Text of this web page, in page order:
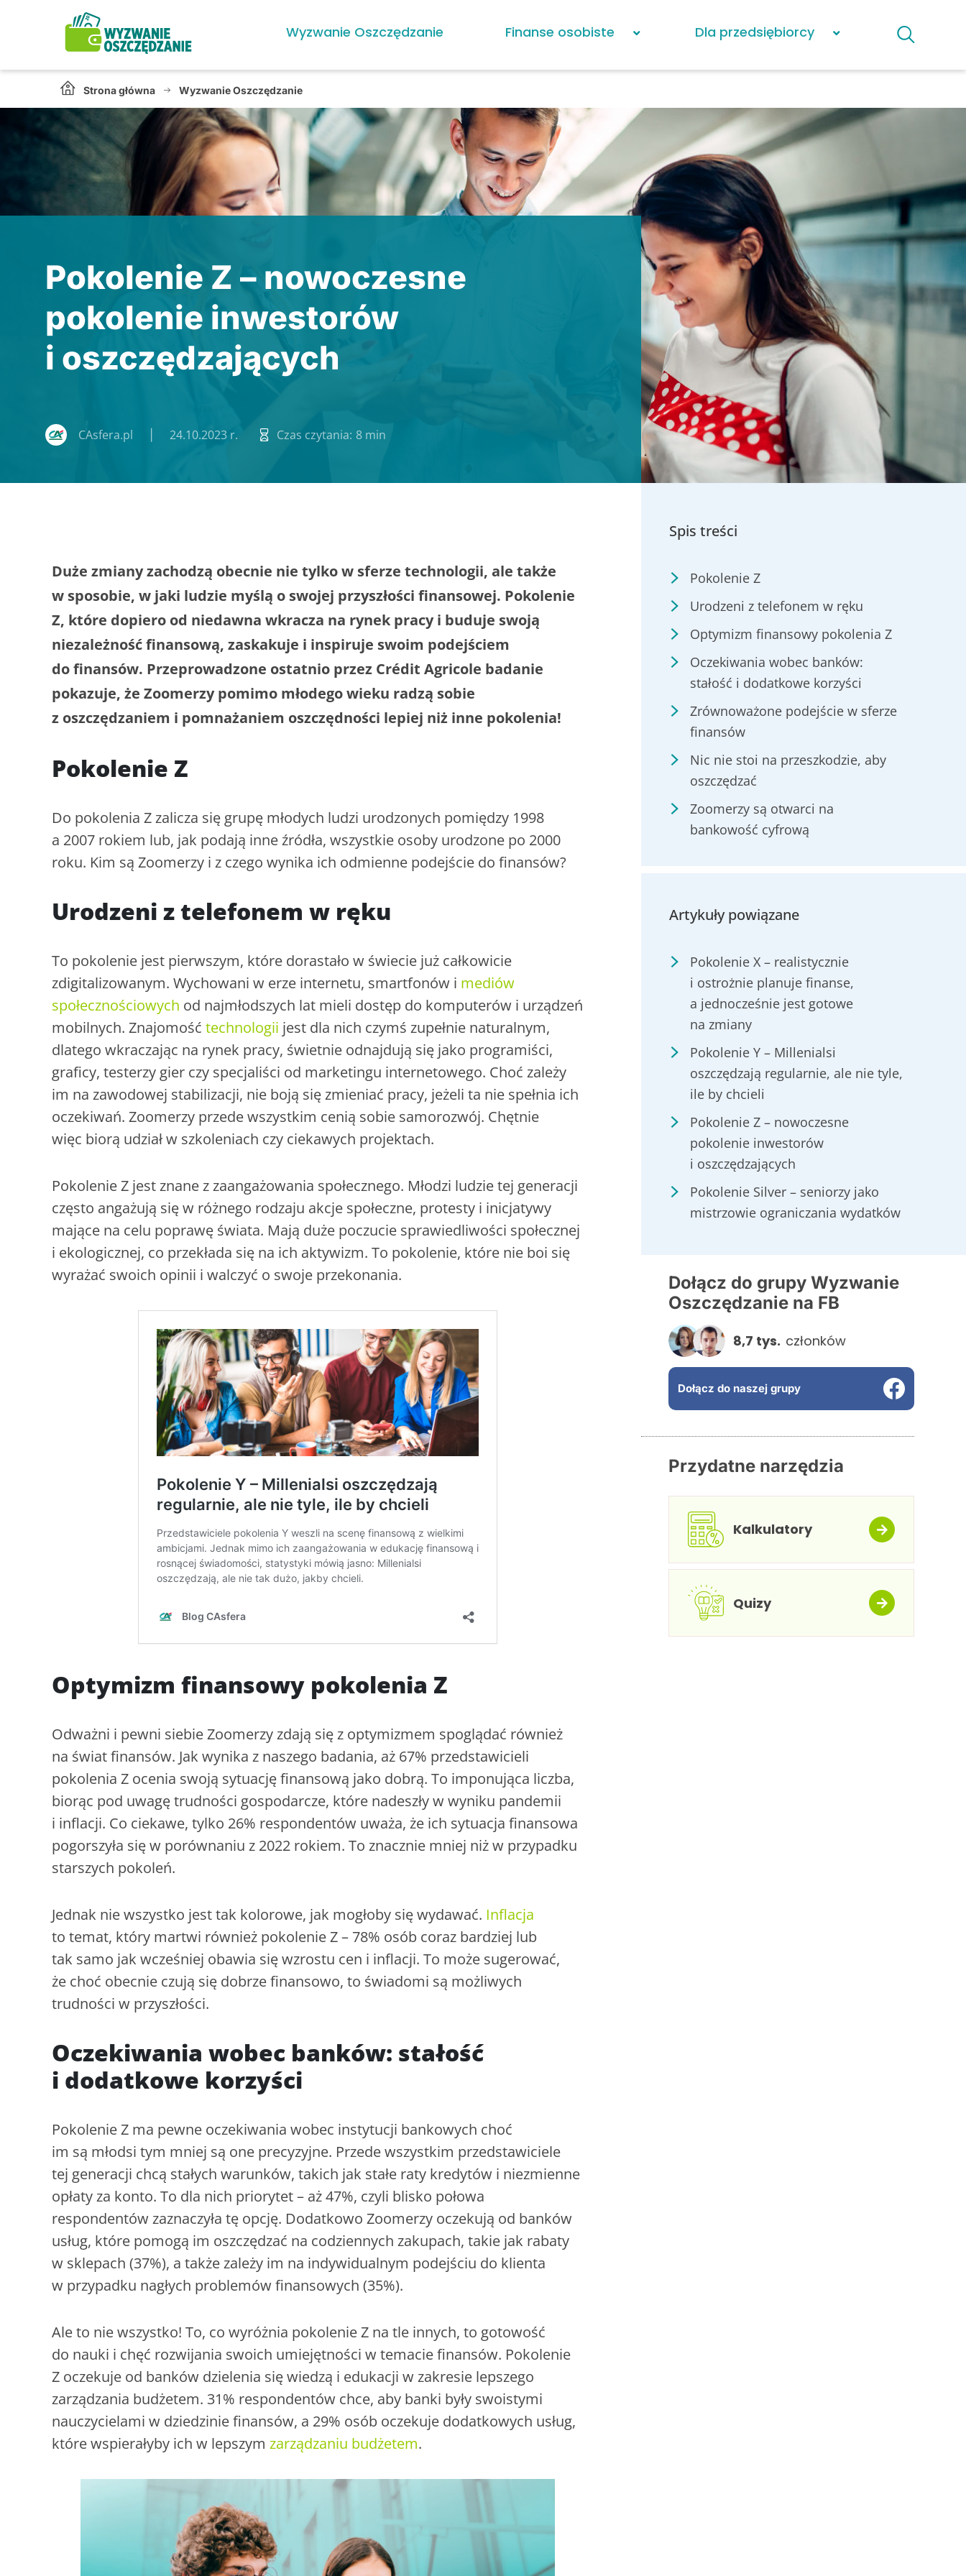
Wyzwanie Oszczędzanie Finanse osobiste Dla przedsiębiorcy
Strona główna Wyzwanie Oszczędzanie
Pokolenie Z – nowoczesne
pokolenie inwestorów
i oszczędzających
CAsfera.pl 24.10.2023 r. Czas czytania: 8 min
Spis treści
Pokolenie Z
Urodzeni z telefonem w ręku
Optymizm finansowy pokolenia Z
Oczekiwania wobec banków:
stałość i dodatkowe korzyści
Zrównoważone podejście w sferze
finansów
Nic nie stoi na przeszkodzie, aby
oszczędzać
Zoomerzy są otwarci na
bankowość cyfrową
Artykuły powiązane
Pokolenie X – realistycznie
i ostrożnie planuje finanse,
a jednocześnie jest gotowe
na zmiany
Pokolenie Y – Millenialsi
oszczędzają regularnie, ale nie tyle,
ile by chcieli
Pokolenie Z – nowoczesne
pokolenie inwestorów
i oszczędzających
Pokolenie Silver – seniorzy jako
mistrzowie ograniczania wydatków
Dołącz do grupy Wyzwanie
Oszczędzanie na FB
Dołącz do naszej grupy
8,7 tys. członków
Przydatne narzędzia
Kalkulatory
Quizy
Duże zmiany zachodzą obecnie nie tylko w sferze technologii, ale także
w sposobie, w jaki ludzie myślą o swojej przyszłości finansowej. Pokolenie
Z, które dopiero od niedawna wkracza na rynek pracy i buduje swoją
niezależność finansową, zaskakuje i inspiruje swoim podejściem
do finansów. Przeprowadzone ostatnio przez Crédit Agricole badanie
pokazuje, że Zoomerzy pomimo młodego wieku radzą sobie
z oszczędzaniem i pomnażaniem oszczędności lepiej niż inne pokolenia!
Pokolenie Z
Do pokolenia Z zalicza się grupę młodych ludzi urodzonych pomiędzy 1998
a 2007 rokiem lub, jak podają inne źródła, wszystkie osoby urodzone po 2000
roku. Kim są Zoomerzy i z czego wynika ich odmienne podejście do finansów?
Urodzeni z telefonem w ręku
To pokolenie jest pierwszym, które dorastało w świecie już całkowicie
zdigitalizowanym. Wychowani w erze internetu, smartfonów i mediów
społecznościowych od najmłodszych lat mieli dostęp do komputerów i urządzeń
mobilnych. Znajomość technologii jest dla nich czymś zupełnie naturalnym,
dlatego wkraczając na rynek pracy, świetnie odnajdują się jako programiści,
graficy, testerzy gier czy specjaliści od marketingu internetowego. Choć zależy
im na zawodowej stabilizacji, nie boją się zmieniać pracy, jeżeli ta nie spełnia ich
oczekiwań. Zoomerzy przede wszystkim cenią sobie samorozwój. Chętnie
więc biorą udział w szkoleniach czy ciekawych projektach.
Pokolenie Z jest znane z zaangażowania społecznego. Młodzi ludzie tej generacji
często angażują się w różnego rodzaju akcje społeczne, protesty i inicjatywy
mające na celu poprawę świata. Mają duże poczucie sprawiedliwości społecznej
i ekologicznej, co przekłada się na ich aktywizm. To pokolenie, które nie boi się
wyrażać swoich opinii i walczyć o swoje przekonania.
Optymizm finansowy pokolenia Z
Odważni i pewni siebie Zoomerzy zdają się z optymizmem spoglądać również
na świat finansów. Jak wynika z naszego badania, aż 67% przedstawicieli
pokolenia Z ocenia swoją sytuację finansową jako dobrą. To imponująca liczba,
biorąc pod uwagę trudności gospodarcze, które nadeszły w wyniku pandemii
i inflacji. Co ciekawe, tylko 26% respondentów uważa, że ich sytuacja finansowa
pogorszyła się w porównaniu z 2022 rokiem. To znacznie mniej niż w przypadku
starszych pokoleń.
Jednak nie wszystko jest tak kolorowe, jak mogłoby się wydawać. Inflacja
to temat, który martwi również pokolenie Z – 78% osób coraz bardziej lub
tak samo jak wcześniej obawia się wzrostu cen i inflacji. To może sugerować,
że choć obecnie czują się dobrze finansowo, to świadomi są możliwych
trudności w przyszłości.
Oczekiwania wobec banków: stałość
i dodatkowe korzyści
Pokolenie Z ma pewne oczekiwania wobec instytucji bankowych choć
im są młodsi tym mniej są one precyzyjne. Przede wszystkim przedstawiciele
tej generacji chcą stałych warunków, takich jak stałe raty kredytów i niezmienne
opłaty za konto. To dla nich priorytet – aż 47%, czyli blisko połowa
respondentów zaznaczyła tę opcję. Dodatkowo Zoomerzy oczekują od banków
usług, które pomogą im oszczędzać na codziennych zakupach, takie jak rabaty
w sklepach (37%), a także zależy im na indywidualnym podejściu do klienta
w przypadku nagłych problemów finansowych (35%).
Ale to nie wszystko! To, co wyróżnia pokolenie Z na tle innych, to gotowość
do nauki i chęć rozwijania swoich umiejętności w temacie finansów. Pokolenie
Z oczekuje od banków dzielenia się wiedzą i edukacji w zakresie lepszego
zarządzania budżetem. 31% respondentów chce, aby banki były swoistymi
nauczycielami w dziedzinie finansów, a 29% osób oczekuje dodatkowych usług,
które wspierałyby ich w lepszym zarządzaniu budżetem.